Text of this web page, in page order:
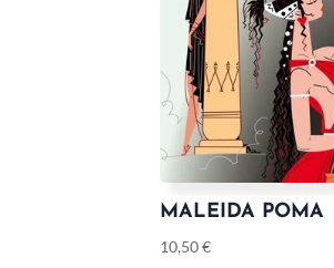
MALEIDA POMA
10,50€